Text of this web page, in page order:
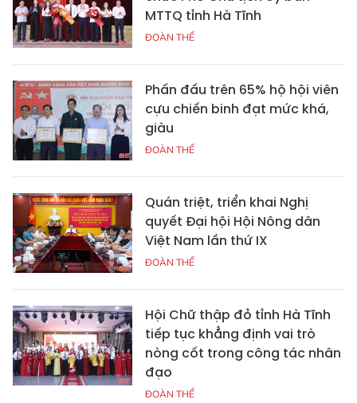
MTTQ tỉnh Hà Tĩnh
ĐOÀN THỂ
Phấn đấu trên 65% hộ hội viên
cựu chiến binh đạt mức khá,
giàu
ĐOÀN THỂ
Quán triệt, triển khai Nghị
quyết Đại hội Hội Nông dân
Việt Nam lần thứ IX
ĐOÀN THỂ
Hội Chữ thập đỏ tỉnh Hà Tĩnh
tiếp tục khẳng định vai trò
nòng cốt trong công tác nhân
đạo
ĐOÀN THỂ